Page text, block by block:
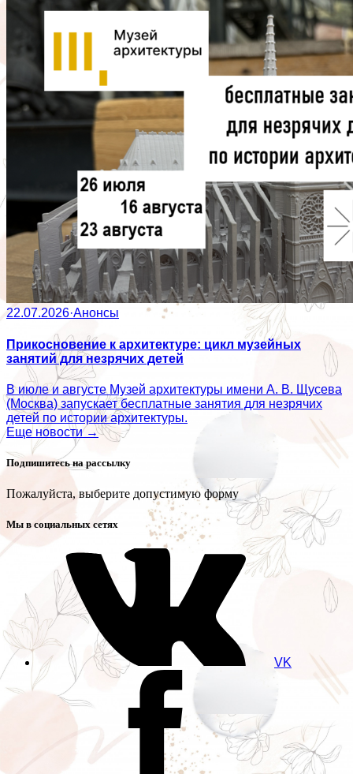
22.07.2026·Анонсы
Прикосновение к архитектуре: цикл музейных
занятий для незрячих детей
В июле и августе Музей архитектуры имени А. В. Щусева
(Москва) запускает бесплатные занятия для незрячих
детей по истории архитектуры.
Еще новости →
Подпишитесь на рассылку
Пожалуйста, выберите допустимую форму
Мы в социальных сетях
VK